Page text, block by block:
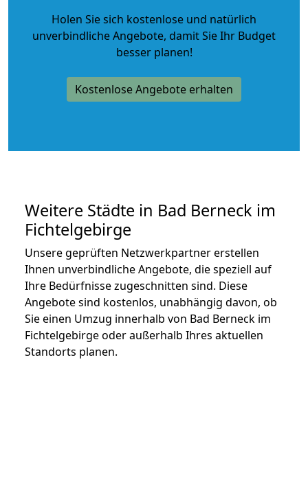
Holen Sie sich kostenlose und natürlich
unverbindliche Angebote, damit Sie Ihr Budget
besser planen!
Kostenlose Angebote erhalten
Weitere Städte in Bad Berneck im
Fichtelgebirge
Unsere geprüften Netzwerkpartner erstellen
Ihnen unverbindliche Angebote, die speziell auf
Ihre Bedürfnisse zugeschnitten sind. Diese
Angebote sind kostenlos, unabhängig davon, ob
Sie einen Umzug innerhalb von Bad Berneck im
Fichtelgebirge oder außerhalb Ihres aktuellen
Standorts planen.